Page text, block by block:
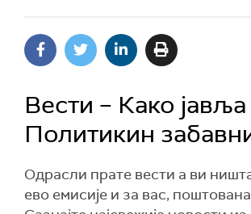
Вести – Како јавља
Политикин
Одрасли прате вести а ви
ево емисије и за вас,